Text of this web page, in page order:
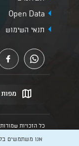
Open Data
תנאי השימוש
מפות GIS
הנוסח המחייב הוא